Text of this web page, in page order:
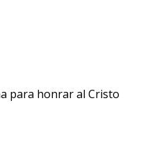
para honrar al Cristo